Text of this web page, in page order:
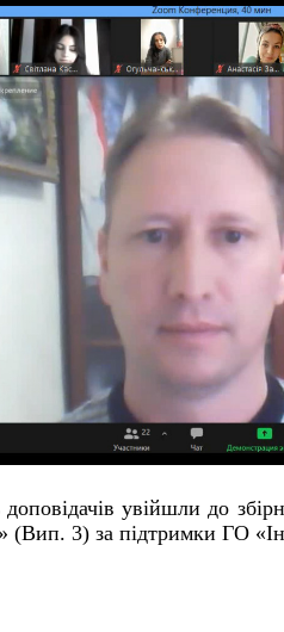
увійшли до
(Вип. 3) за підтримки ГО